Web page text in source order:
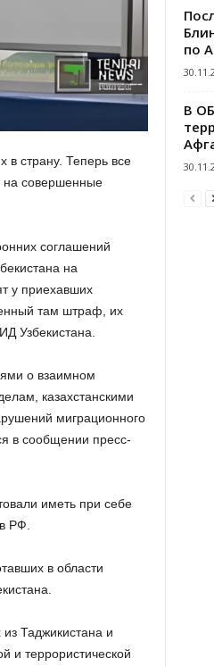
в страну. Теперь все
на совершенные
соглашений
на
у приехавших
там штраф, их
Узбекистана.
о взаимном
казахстанскими
миграционного
в сообщении пресс-
иметь при себе
РФ.
в области
Таджикистана и
и террористической
по
В